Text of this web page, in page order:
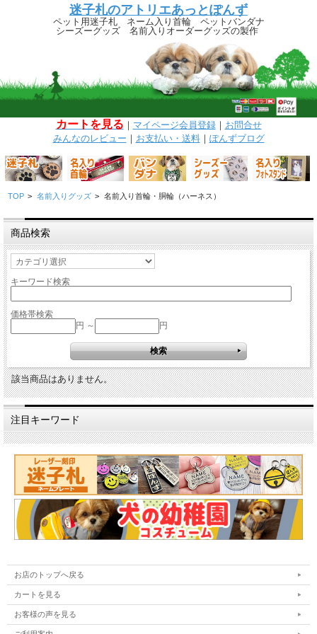
迷子札のアトリエあっとぽんず
ペット用迷子札 ネーム入り首輪 ペットバンダナ
シーズーグッズ 名前入りオーダーグッズの製作
カートを見る ｜ マイページ会員登録｜ お問合せ
みんなのレビュー ｜ お支払い・送料｜ ぽんずブログ
TOP > 名前入りグッズ > 名前入り首輪・胴輪（ハーネス）
商品検索
キーワード検索
価格帯検索
円 ～
円
該当商品はありません。
注目キーワード
お店のトップへ戻る
カートを見る
お客様の声を見る